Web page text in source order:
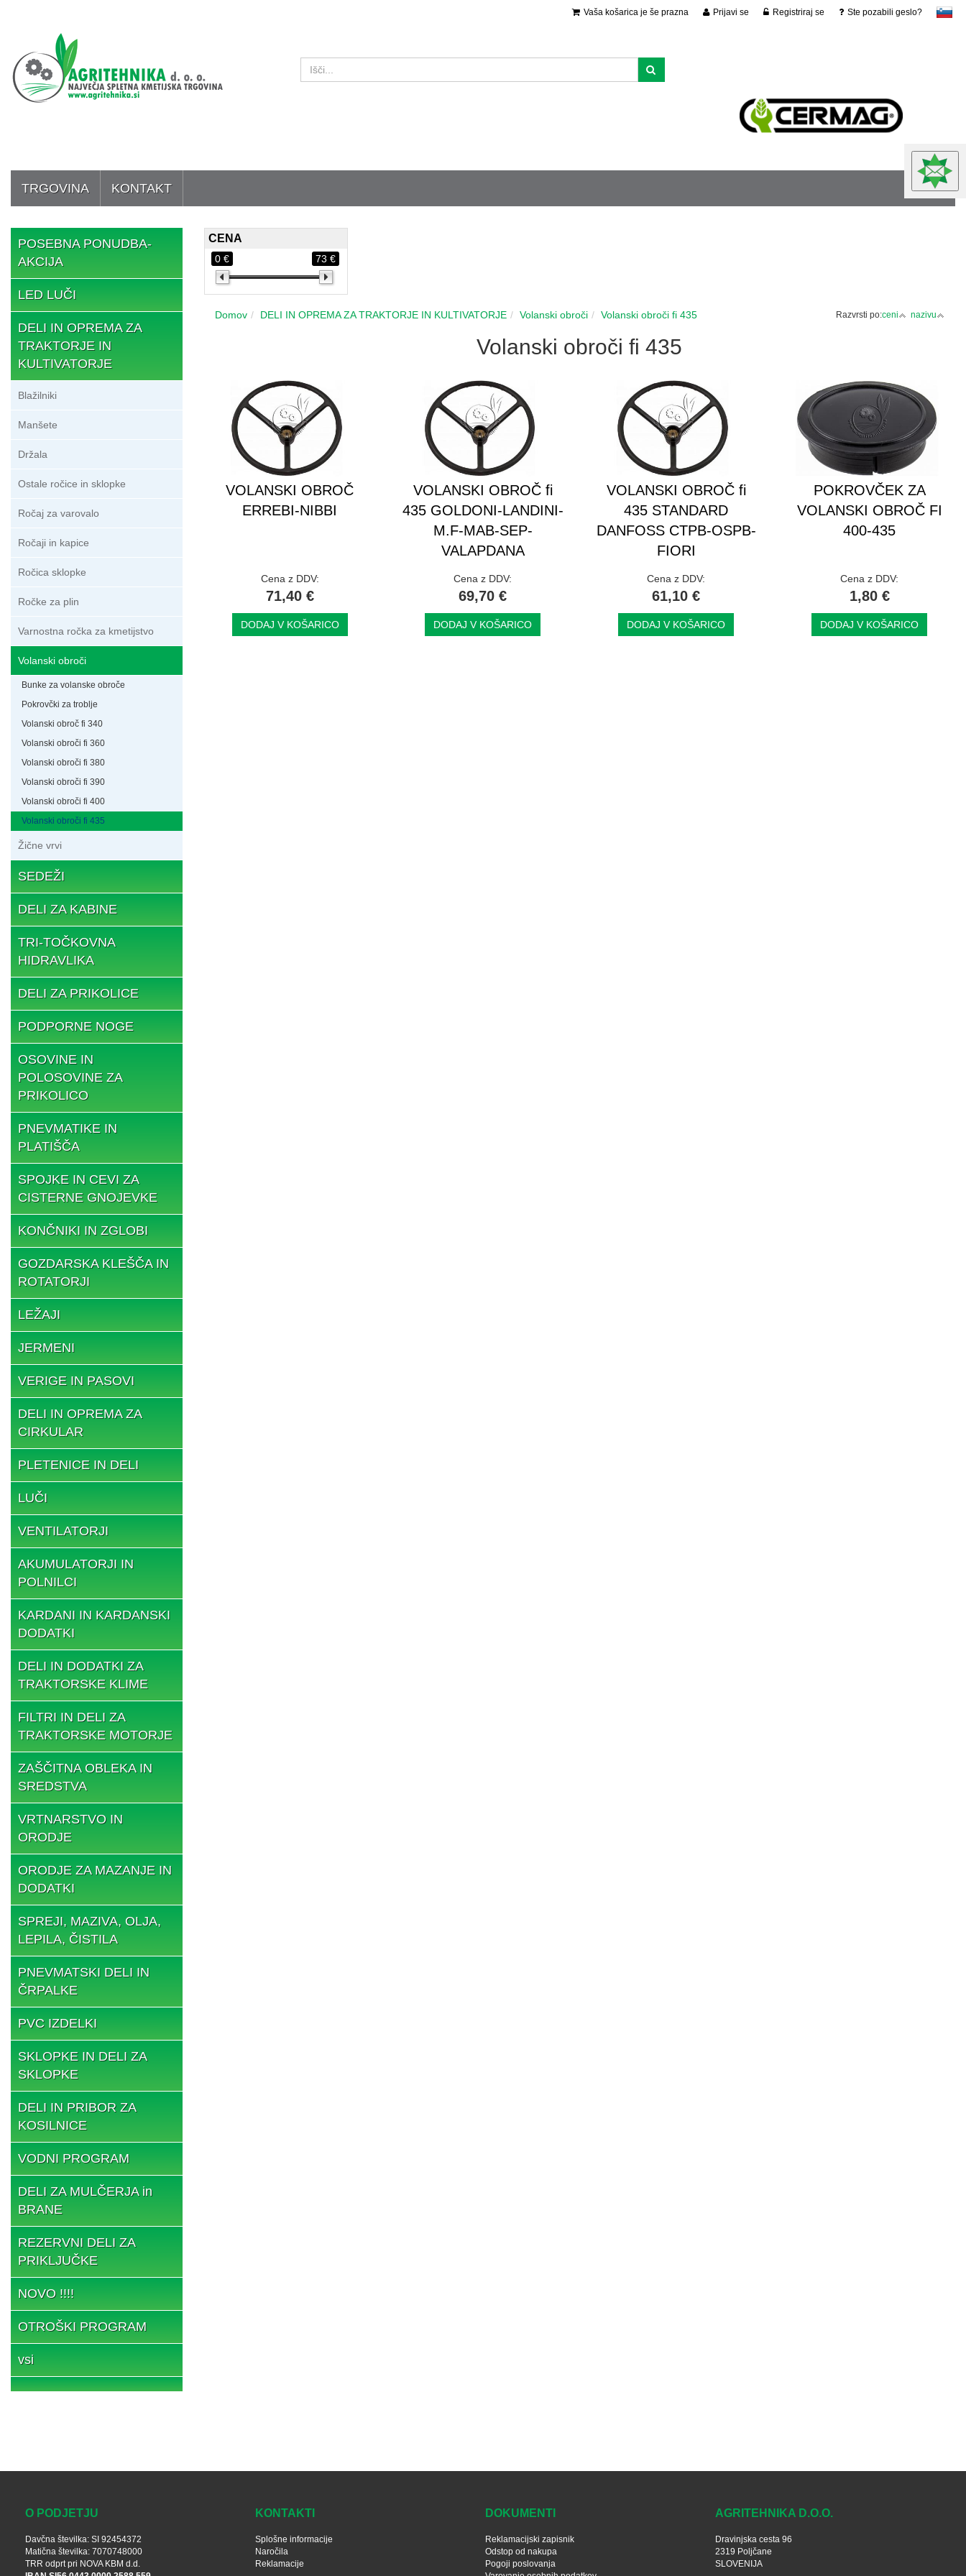
slovensko
Prijavi se Registriraj se Ste pozabili geslo?
Vaša košarica je še prazna
TRGOVINA KONTAKT
POSEBNA PONUDBA-
AKCIJA
LED LUČI
DELI IN OPREMA ZA
TRAKTORJE IN
KULTIVATORJE
Blažilniki
Manšete
Držala
Ostale ročice in sklopke
Ročaj za varovalo
Ročaji in kapice
Ročica sklopke
Ročke za plin
Varnostna ročka za kmetijstvo
Volanski obroči
Bunke za volanske obroče
Pokrovčki za troblje
Volanski obroč fi 340
Volanski obroči fi 360
Volanski obroči fi 380
Volanski obroči fi 390
Volanski obroči fi 400
Volanski obroči fi 435
Žične vrvi
SEDEŽI
DELI ZA KABINE
TRI-TOČKOVNA
HIDRAVLIKA
DELI ZA PRIKOLICE
PODPORNE NOGE
OSOVINE IN
POLOSOVINE ZA
PRIKOLICO
PNEVMATIKE IN
PLATIŠČA
SPOJKE IN CEVI ZA
CISTERNE GNOJEVKE
KONČNIKI IN ZGLOBI
GOZDARSKA KLEŠČA IN
ROTATORJI
LEŽAJI
JERMENI
VERIGE IN PASOVI
DELI IN OPREMA ZA
CIRKULAR
PLETENICE IN DELI
LUČI
VENTILATORJI
AKUMULATORJI IN
POLNILCI
KARDANI IN KARDANSKI
DODATKI
DELI IN DODATKI ZA
TRAKTORSKE KLIME
FILTRI IN DELI ZA
TRAKTORSKE MOTORJE
ZAŠČITNA OBLEKA IN
SREDSTVA
VRTNARSTVO IN
ORODJE
ORODJE ZA MAZANJE IN
DODATKI
SPREJI, MAZIVA, OLJA,
LEPILA, ČISTILA
PNEVMATSKI DELI IN
ČRPALKE
PVC IZDELKI
SKLOPKE IN DELI ZA
SKLOPKE
DELI IN PRIBOR ZA
KOSILNICE
VODNI PROGRAM
DELI ZA MULČERJA in
BRANE
REZERVNI DELI ZA
PRIKLJUČKE
NOVO !!!!
OTROŠKI PROGRAM
vsi
CENA
0 € 73 €
Domov DELI IN OPREMA ZA TRAKTORJE IN KULTIVATORJE Volanski obroči Volanski obroči fi 435 Razvrsti po:ceni nazivu
Volanski obroči fi 435
VOLANSKI OBROČ
ERREBI-NIBBI
Cena z DDV:
71,40 €
DODAJ V KOŠARICO
VOLANSKI OBROČ fi
435 GOLDONI-LANDINI-
M.F-MAB-SEP-
VALAPDANA
Cena z DDV:
69,70 €
DODAJ V KOŠARICO
VOLANSKI OBROČ fi
435 STANDARD
DANFOSS CTPB-OSPB-
FIORI
Cena z DDV:
61,10 €
DODAJ V KOŠARICO
POKROVČEK ZA
VOLANSKI OBROČ FI
400-435
Cena z DDV:
1,80 €
DODAJ V KOŠARICO
O PODJETJU
Davčna številka: SI 92454372
Matična številka: 7070748000
TRR odprt pri NOVA KBM d.d.
KONTAKTI
Splošne informacije
Naročila
Reklamacije
DOKUMENTI
Reklamacijski zapisnik
Odstop od nakupa
Pogoji poslovanja
AGRITEHNIKA D.O.O.
Dravinjska cesta 96
2319 Poljčane
SLOVENIJA